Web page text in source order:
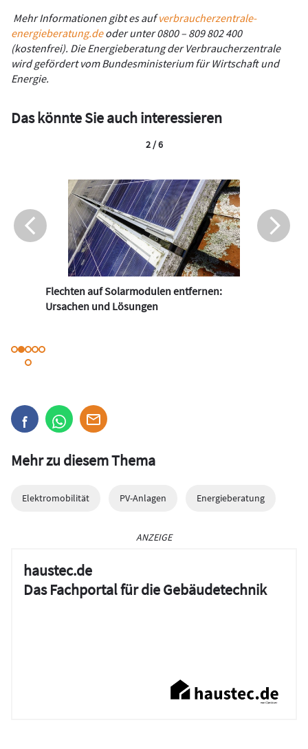
Mehr Informationen gibt es aufverbraucherzentrale-
energieberatung.deoder unter 0800 – 809 802 400
(kostenfrei). Die Energieberatung der Verbraucherzentrale
wird gefördert vom Bundesministerium für Wirtschaft und
Energie.
Das könnte Sie auch interessieren
Flechten auf Solarmodulen entfernen:
Ursachen und Lösungen
2 / 6
Mehr zu diesem Thema
Elektromobilität PV-Anlagen Energieberatung
ANZEIGE
haustec.de
Das Fachportal für die Gebäudetechnik